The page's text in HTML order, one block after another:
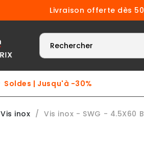
Livraison offerte dès
Soldes | Jusqu'à -30%
Vis inox Vis inox - SWG - 4.5X60